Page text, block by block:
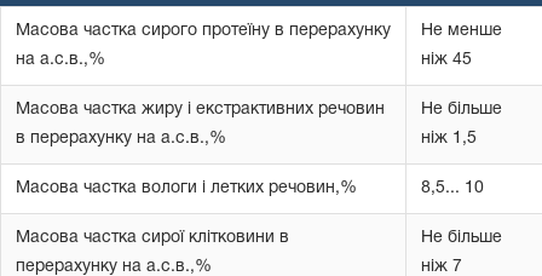
Масова частка сирого протеїну в перерахунку
на а.с.в.,%
Не менше
ніж 45
Масова частка жиру і екстрактивних речовин
в перерахунку на а.с.в.,%
Не більше
ніж 1,5
Масова частка вологи і летких речовин,% 8,5... 10
Масова частка сирої клітковини в
перерахунку на а.с.в.,%
Не більше
ніж 7